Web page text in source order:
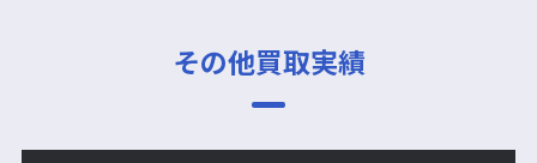
その他買取実績